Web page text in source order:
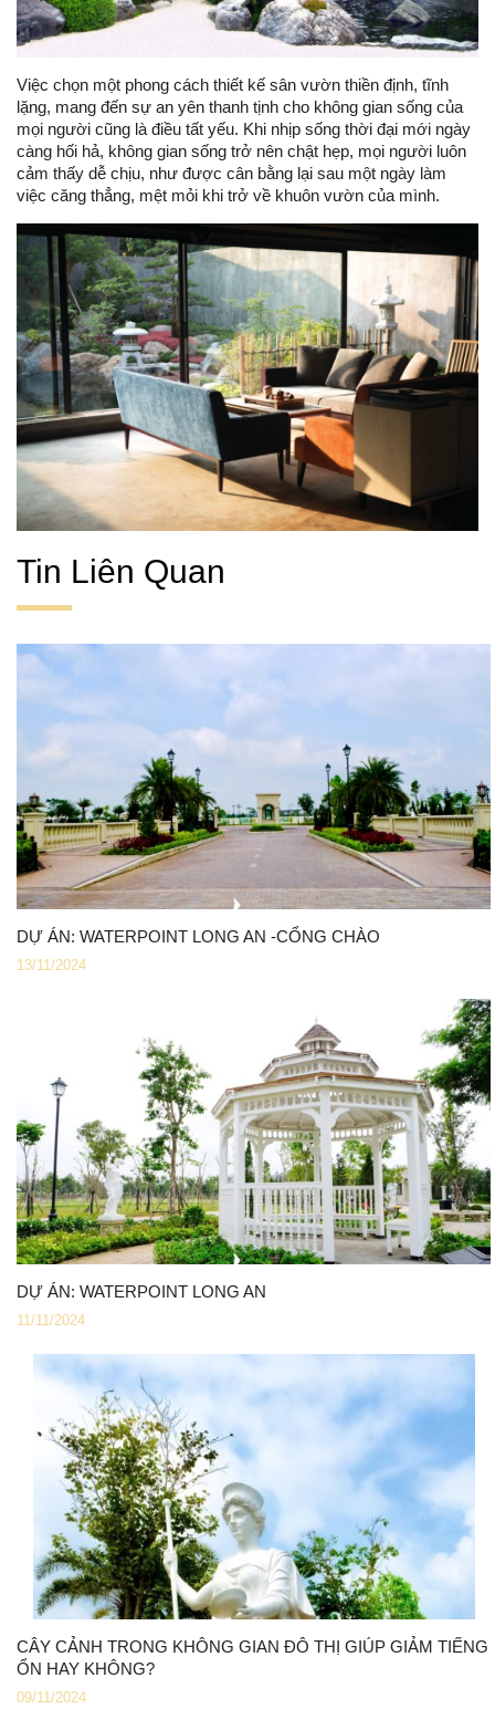
Việc chọn một phong cách thiết kế sân vườn thiền định, tĩnh
lặng, mang đến sự an yên thanh tịnh cho không gian sống của
mọi người cũng là điều tất yếu. Khi nhịp sống thời đại mới ngày
càng hối hả, không gian sống trở nên chật hẹp, mọi người luôn
cảm thấy dễ chịu, như được cân bằng lại sau một ngày làm
việc căng thẳng, mệt mỏi khi trở về khuôn vườn của mình.
Tin Liên Quan
DỰ ÁN: WATERPOINT LONG AN -CỔNG CHÀO
13/11/2024
DỰ ÁN: WATERPOINT LONG AN
11/11/2024
CÂY CẢNH TRONG KHÔNG GIAN ĐÔ THỊ GIÚP GIẢM TIẾNG
ỔN HAY KHÔNG?
09/11/2024